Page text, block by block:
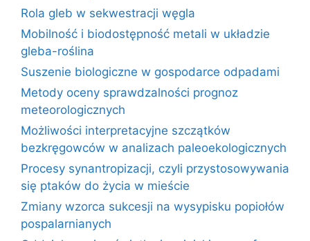
Rola gleb w sekwestracji węgla
Mobilność i biodostępność metali w układzie
gleba-roślina
Suszenie biologiczne w gospodarce odpadami
Metody oceny sprawdzalności prognoz
meteorologicznych
Możliwości interpretacyjne szczątków
bezkręgowców w analizach paleoekologicznych
Procesy synantropizacji, czyli przystosowywania
się ptaków do życia w mieście
Zmiany wzorca sukcesji na wysypisku popiołów
pospalarnianych